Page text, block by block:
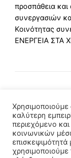
προσπάθεια
συνεργασιών
Κοινότητας
ΕΝΕΡΓΕΙΑ ΣΤΑ
καλύτερη
περιεχόμενο
κοινωνικών